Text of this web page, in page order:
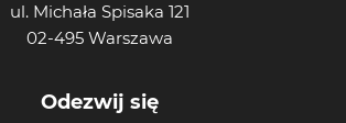
ul. Michała Spisaka 121
02-495 Warszawa
Odezwij się